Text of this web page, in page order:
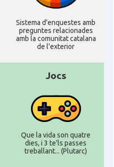
Sistema d'enquestes amb
preguntes relacionades
amb la comunitat catalana
de l'exterior
Jocs
Que la vida son quatre
dies, i 3 te'ls passes
treballant... (Plutarc)